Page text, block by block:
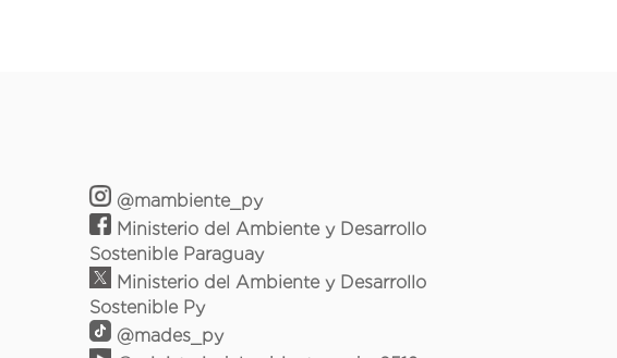
@mambiente_py
Ministerio del Ambiente y Desarrollo
Sostenible Paraguay
Ministerio del Ambiente y Desarrollo
Sostenible Py
@mades_py